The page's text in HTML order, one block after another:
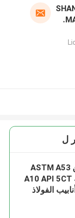
MANUFACTURING CO.,LTD.
ل
أنابيب الغاز الساخن ASTM A53
A10 API 5CT
T95 P110 Q125 أنابيب الفولاذ